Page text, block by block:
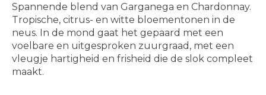
Spannende blend van Garganega en Chardonnay.
Tropische, citrus- en witte bloementonen in de
neus. In de mond gaat het gepaard met een
voelbare en uitgesproken zuurgraad, met een
vleugje hartigheid en frisheid die de slok compleet
maakt.